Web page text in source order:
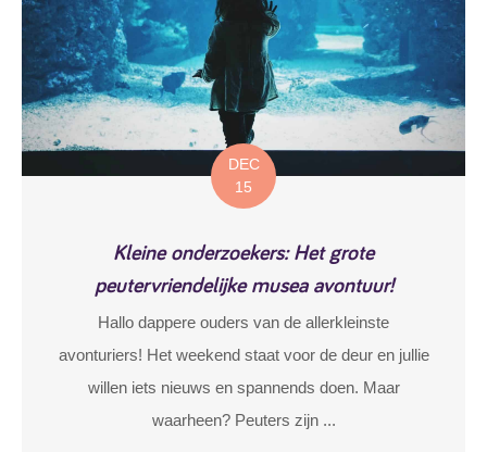
DEC
15
Kleine onderzoekers: Het grote
peutervriendelijke musea avontuur!
Hallo dappere ouders van de allerkleinste
avonturiers! Het weekend staat voor de deur en jullie
willen iets nieuws en spannends doen. Maar
waarheen? Peuters zijn ...